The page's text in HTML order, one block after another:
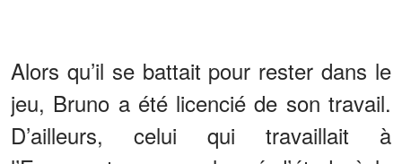
Alors qu’il se battait pour rester dans le
jeu, Bruno a été licencié de son travail.
D’ailleurs, celui qui travaillait à